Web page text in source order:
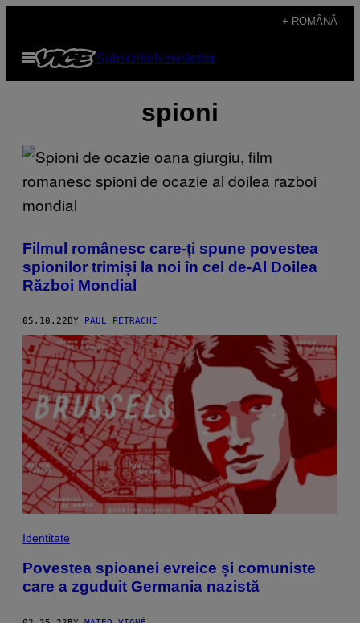
content
+ ROMÂNĂ
Open
Menu
SubscribeNewsletter
spioni
Filmul românesc care-ți spune povestea
spionilor trimiși la noi în cel de-Al Doilea
Război Mondial
05.10.22 BY PAUL PETRACHE
Identitate
Povestea spioanei evreice și comuniste
care a zguduit Germania nazistă